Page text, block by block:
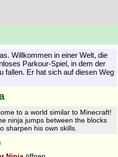
Willkommen in einer Welt, die
Parkour-Spiel, in dem der
fallen. Er hat sich auf diesen Weg
to a world similar to Minecraft!
ninja jumps between the blocks
sharpen his own skills.